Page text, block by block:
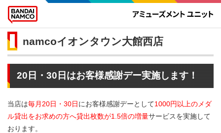
namcoイオンタウン大館西店
20日・30日はお客様感謝デー実施します！
当店は毎月20日・30日にお客様感謝デーとして1000円以上のメダ
ル貸出をお求めの方へ貸出枚数が1.5倍の増量サービスを実施して
おります。